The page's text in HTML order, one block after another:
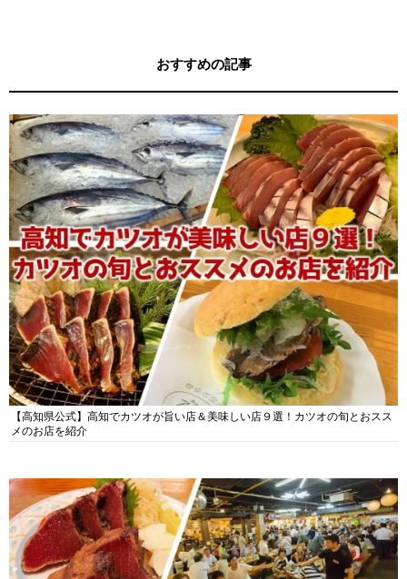
おすすめの記事
【高知県公式】高知でカツオが旨い店＆美味しい店９選！カツオの旬とおスス
メのお店を紹介